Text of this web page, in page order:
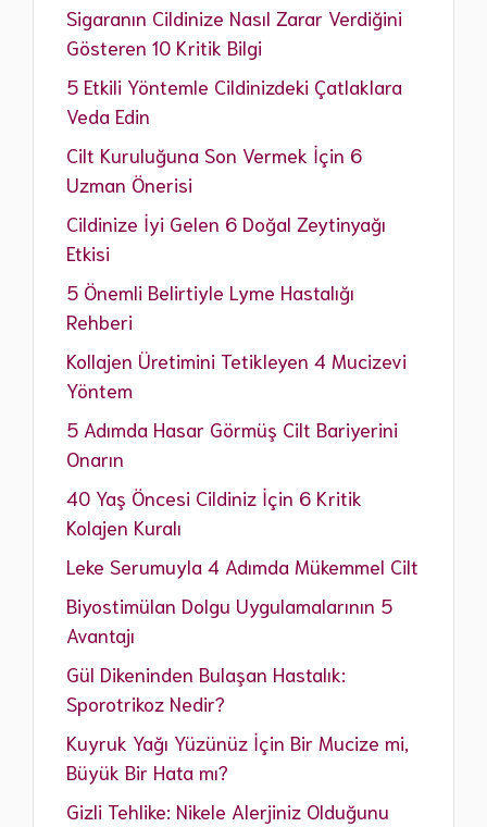
Sigaranın Cildinize Nasıl Zarar Verdiğini
Gösteren 10 Kritik Bilgi
5 Etkili Yöntemle Cildinizdeki Çatlaklara
Veda Edin
Cilt Kuruluğuna Son Vermek İçin 6
Uzman Önerisi
Cildinize İyi Gelen 6 Doğal Zeytinyağı
Etkisi
5 Önemli Belirtiyle Lyme Hastalığı
Rehberi
Kollajen Üretimini Tetikleyen 4 Mucizevi
Yöntem
5 Adımda Hasar Görmüş Cilt Bariyerini
Onarın
40 Yaş Öncesi Cildiniz İçin 6 Kritik
Kolajen Kuralı
Leke Serumuyla 4 Adımda Mükemmel Cilt
Biyostimülan Dolgu Uygulamalarının 5
Avantajı
Gül Dikeninden Bulaşan Hastalık:
Sporotrikoz Nedir?
Kuyruk Yağı Yüzünüz İçin Bir Mucize mi,
Büyük Bir Hata mı?
Gizli Tehlike: Nikele Alerjiniz Olduğunu